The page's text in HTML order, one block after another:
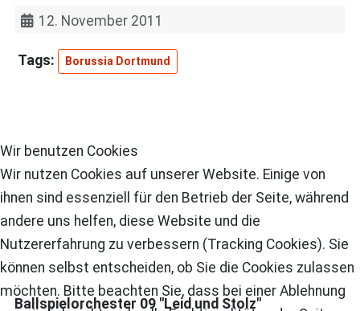
12. November 2011
Borussia Dortmund
Ballspielorchester 09 "Leid und Stolz"
Wir benutzen Cookies
Wir nutzen Cookies auf unserer Website. Einige von
ihnen sind essenziell für den Betrieb der Seite, während
andere uns helfen, diese Website und die
Nutzererfahrung zu verbessern (Tracking Cookies). Sie
können selbst entscheiden, ob Sie die Cookies zulassen
möchten. Bitte beachten Sie, dass bei einer Ablehnung